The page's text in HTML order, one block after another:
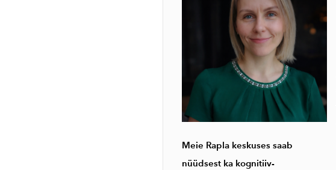
Meie Rapla keskuses saab
nüüdsest ka kognitiiv-